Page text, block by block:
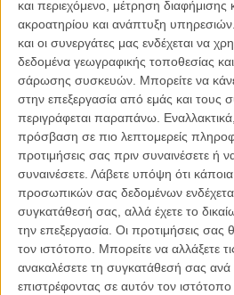
και περιεχόμενο, μέτρηση διαφήμισης
ακροατηρίου και ανάπτυξη υπηρεσιών.
και οι συνεργάτες μας ενδέχεται να
δεδομένα γεωγραφικής τοποθεσίας
σάρωσης συσκευών. Μπορείτε να
στην επεξεργασία από εμάς και τους
περιγράφεται παραπάνω.
πρόσβαση σε πιο λεπτομερείς
προτιμήσεις σας πριν συναινέσετε ή
συναινέσετε. Λάβετε υπόψη ότι
προσωπικών σας δεδομένων
συγκατάθεσή σας, αλλά έχετε το
την επεξεργασία. Οι προτιμήσεις σας
τον ιστότοπο. Μπορείτε να αλλάξετε
ανακαλέσετε τη συγκατάθεσή σας
επιστρέφοντας σε αυτόν τον ιστότοπο
του Υπουργείου Πολιτισμού που
2 εκατομμυρίων ευρώγια τον
2017.
Διαβάστε αναλυτικά: Το κείμενο
Βραβεία της ΕΑΚ (και τι τρέχει με
Κινηματογράφου;)
Δημοσιεύματα όπωςαυτό της Ευάννας
καιαυτό του Γιάννη Ζουμπουλάκη στο
κύκλο φημών γύρω από το Ελληνικό
καθώς μιλούν για την παραίτηση του
Συμβουλίου Ιωάννη Λεοντάρη και των
Θανάση Σκρούμπελου.
Το Flix μίλησε με την Γενική